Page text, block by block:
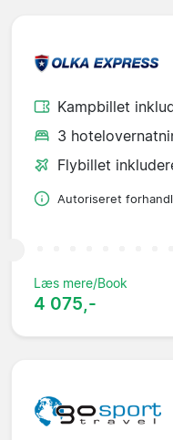
Kampbillet
3
Flybillet
Autoriseret
Læs mere/Book
4 075,-